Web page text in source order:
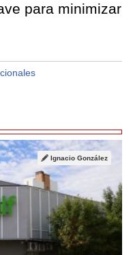
para minimizar
Ignacio González